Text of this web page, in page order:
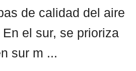
de calidad del aire
el sur, se prioriza
sur m ...